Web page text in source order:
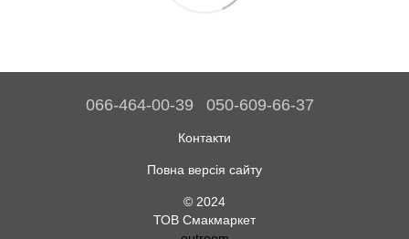
066-464-00-39 050-609-66-37
Контакти
Повна версія сайту
© 2024
ТОВ Смакмаркет